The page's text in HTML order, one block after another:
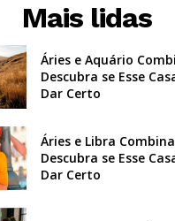
Mais lidas
Áries e Aquário
Descubra se Esse
Dar Certo
Áries e Libra
Descubra se Esse
Dar Certo